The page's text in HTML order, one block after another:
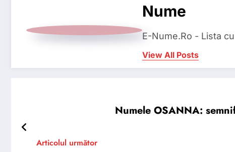
Nume
E-Nume.Ro - Lista
View All Posts
Numele OSANNA:
Articolul următor